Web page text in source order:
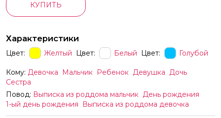
КУПИТЬ
Характеристики
Цвет: Желтый Цвет: Белый Цвет: Голубой
Кому: Девочка Мальчик Ребенок Девушка Дочь
Сестра
Повод: Выписка из роддома мальчик День рождения
1-ый день рождения
Выписка из роддома девочка